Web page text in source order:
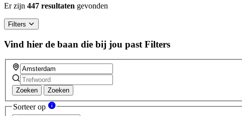
Er zijn 447 resultaten gevonden
Filters
Vind hier de baan die bij jou past Filters
Zoeken Zoeken
Sorteer op